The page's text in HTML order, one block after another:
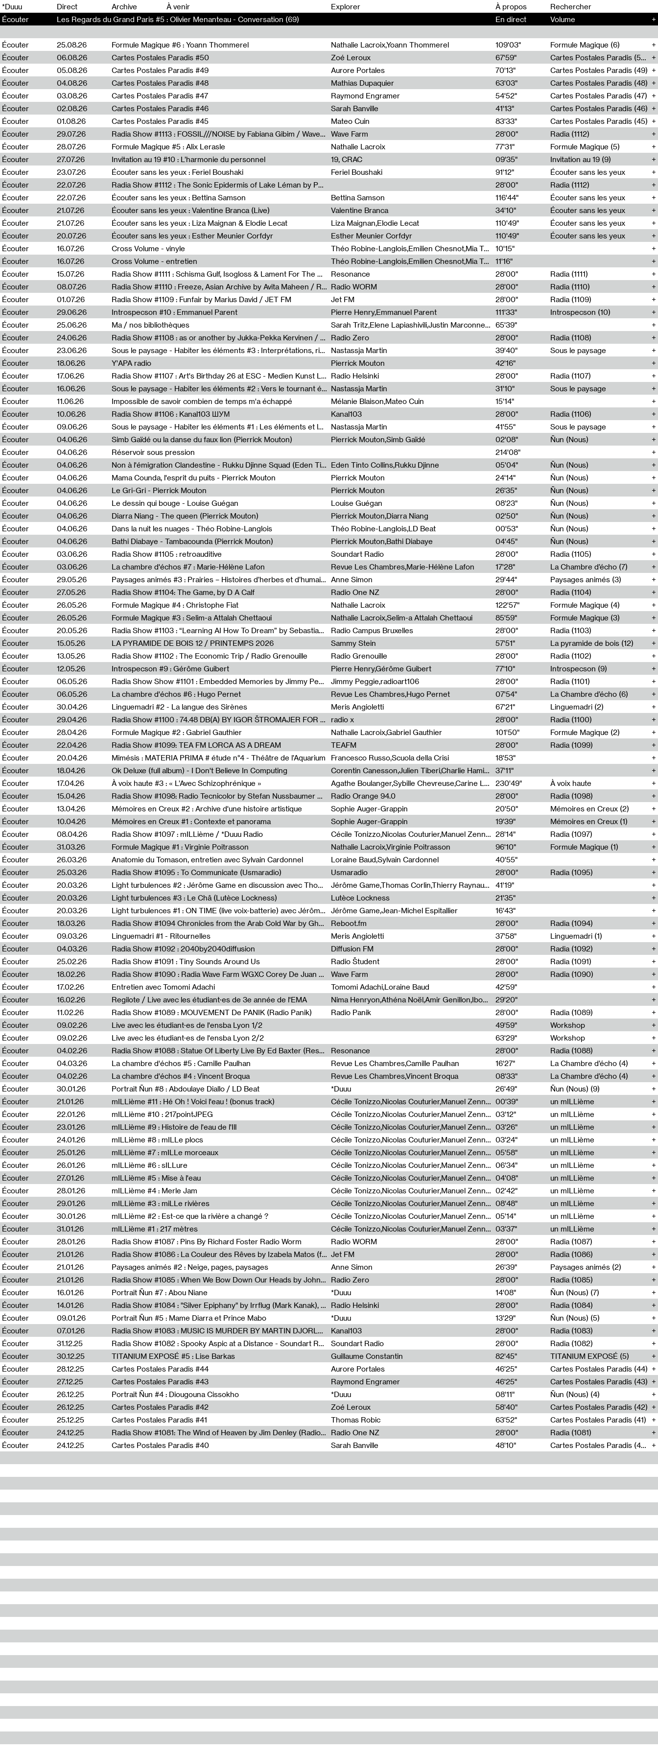
*Duuu Direct Archive À venir Explorer
À propos
Écouter
Les Regards du Grand Paris #5 : Olivier Menanteau - Conversation (69) En direct Volume +
Écouter 25.08.26 Formule Magique #6 : Yoann Thommerel Nathalie Lacroix,Yoann Thommerel 109'03"
Formule Magique (6)
Écouter
06.08.26 Cartes Postales Paradis #50 Zoé Leroux 67'59"
Cartes Postales Paradis (50)
Écouter
05.08.26 Cartes Postales Paradis #49 Aurore Portales 70'13"
Cartes Postales Paradis (49)
Écouter
04.08.26 Cartes Postales Paradis #48 Mathias Dupaquier 63'03"
Cartes Postales Paradis (48)
Écouter
03.08.26 Cartes Postales Paradis #47 Raymond Engramer 54'52"
Cartes Postales Paradis (47)
Écouter
02.08.26 Cartes Postales Paradis #46 Sarah Banville 41'13"
Cartes Postales Paradis (46)
Écouter
01.08.26 Cartes Postales Paradis #45 Mateo Cuin 83'33"
Cartes Postales Paradis (45)
Écouter
29.07.26 Radia Show #1113 : FOSSIL///NOISE by Fabiana Gibim / Wave Farm Wave Farm 28'00"
Radia (1112)
Écouter
28.07.26 Formule Magique #5 : Alix Lerasle Nathalie Lacroix 77'31"
Formule Magique (5)
Écouter
27.07.26 Invitation au 19 #10 : L’harmonie du personnel 19, CRAC 09'35"
Invitation au 19 (9)
Écouter
23.07.26 Écouter sans les yeux : Feriel Boushaki Feriel Boushaki 91'12"
Écouter sans les yeux
Écouter
22.07.26 Radia Show #1112 : The Sonic Epidermis of Lake Léman by Paul Courlet / Guest Slot 28'00"
Radia (1112)
Écouter
22.07.26 Écouter sans les yeux : Bettina Samson Bettina Samson 116'44"
Écouter sans les yeux
Écouter
21.07.26 Écouter sans les yeux : Valentine Branca (Live) Valentine Branca 34'10"
Écouter sans les yeux
Écouter
21.07.26 Écouter sans les yeux : Liza Maignan & Elodie Lecat Liza Maignan,Elodie Lecat 110'49"
Écouter sans les yeux
Écouter
20.07.26 Écouter sans les yeux : Esther Meunier Corfdyr Esther Meunier Corfdyr 110'49"
Écouter sans les yeux
Écouter
16.07.26 Cross Volume - vinyle Théo Robine-Langlois,Emilien Chesnot,Mia Trabalon
10'15"
Écouter
16.07.26 Cross Volume - entretien Théo Robine-Langlois,Emilien Chesnot,Mia Trabalon
11'16"
Écouter
15.07.26 Radia Show #1111 : Schisma Gulf, Isogloss & Lament For The Old Clock By Harvey Young / Resonance Resonance 28'00"
Radia (1111)
Écouter
08.07.26 Radia Show #1110 : Freeze, Asian Archive by Avita Maheen / Radio Worm Radio WORM 28'00"
Radia (1110)
Écouter
01.07.26 Radia Show #1109 : Funfair by Marius David / JET FM Jet FM 28'00"
Radia (1109)
Écouter
29.06.26 Introspecson #10 : Emmanuel Parent Pierre Henry,Emmanuel Parent 111'33"
Introspecson (10)
Écouter
25.06.26 Ma / nos bibliothèques Sarah Tritz,Elene Lapiashivili,Justin Marconnet,Mateo Cuche,Esther Lechevalier,Suzie Lecroart,Romance Castelet
65'39"
Écouter
24.06.26 Radia Show #1108 : as or another by Jukka-Pekka Kervinen / Rádio Zero Radio Zero 28'00"
Radia (1108)
Écouter
23.06.26 Sous le paysage - Habiter les éléments #3 : Interprétations, rituels et symboliques des éléments Nastassja Martin 39'40"
Sous le paysage
Écouter
18.06.26 Y'APA radio Pierrick Mouton
42'16"
Écouter
17.06.26 Radia Show #1107 : Art's Birthday 26 at ESC - Medien Kunst Labor Radio Helsinki 28'00"
Radia (1107)
Écouter
16.06.26 Sous le paysage - Habiter les éléments #2 : Vers le tournant élémentaire Nastassja Martin 31'10"
Sous le paysage
Écouter
11.06.26 Impossible de savoir combien de temps m'a échappé Mélanie Blaison,Mateo Cuin
15'14"
Écouter
10.06.26 Radia Show #1106 : Kanal103 ШУМ Kanal103 28'00"
Radia (1106)
Écouter
09.06.26 Sous le paysage - Habiter les éléments #1 : Les éléments et les débordements du vivant Nastassja Martin 41'55"
Sous le paysage
Écouter
04.06.26 Simb Gaïdé ou la danse du faux lion (Pierrick Mouton) Pierrick Mouton,Simb Gaïdé 02'08"
Ñun (Nous)
Écouter
04.06.26 Réservoir sous pression
214'08"
Écouter
04.06.26 Non à l'émigration Clandestine - Rukku Djinne Squad (Eden Tinto Collins) Eden Tinto Collins,Rukku Djinne 05'04"
Ñun (Nous)
Écouter
04.06.26 Mama Counda, l'esprit du puits - Pierrick Mouton Pierrick Mouton 24'14"
Ñun (Nous)
Écouter
04.06.26 Le Gri-Gri - Pierrick Mouton Pierrick Mouton 26'35"
Ñun (Nous)
Écouter
04.06.26 Le dessin qui bouge - Louise Guégan Louise Guégan 08'23"
Ñun (Nous)
Écouter
04.06.26 Diarra Niang - The queen (Pierrick Mouton) Pierrick Mouton,Diarra Niang 02'50"
Ñun (Nous)
Écouter
04.06.26 Dans la nuit les nuages - Théo Robine-Langlois Théo Robine-Langlois,LD Beat 00'53"
Ñun (Nous)
Écouter
04.06.26 Bathi Diabaye - Tambacounda (Pierrick Mouton) Pierrick Mouton,Bathi Diabaye 04'45"
Ñun (Nous)
Écouter
03.06.26 Radia Show #1105 : retroauditive Soundart Radio 28'00"
Radia (1105)
Écouter
03.06.26 La chambre d'échos #7 : Marie-Hélène Lafon Revue Les Chambres,Marie-Hélène Lafon 17'28"
La Chambre d’écho (7)
Écouter
29.05.26 Paysages animés #3 : Prairies – Histoires d’herbes et d’humains Anne Simon 29'44"
Paysages animés (3)
Écouter
27.05.26 Radia Show #1104: The Game, by D A Calf Radio One NZ 28'00"
Radia (1104)
Écouter
26.05.26 Formule Magique #4 : Christophe Fiat Nathalie Lacroix 122'57"
Formule Magique (4)
Écouter
26.05.26 Formule Magique #3 : Selim-a Attalah Chettaoui Nathalie Lacroix,Selim-a Attalah Chettaoui 85'59"
Formule Magique (3)
Écouter
20.05.26 Radia Show #1103 : “Learning AI How To Dream” by Sebastian Dingens (Radio Campus Bruxelles) Radio Campus Bruxelles 28'00"
Radia (1103)
Écouter
15.05.26 LA PYRAMIDE DE BOIS 12 / PRINTEMPS 2026 Sammy Stein 57'51"
La pyramide de bois (12)
Écouter
13.05.26 Radia Show #1102 : The Economic Trip / Radio Grenouille Radio Grenouille 28'00"
Radia (1102)
Écouter
12.05.26 Introspecson #9 : Gérôme Guibert Pierre Henry,Gérôme Guibert 77'10"
Introspecson (9)
Écouter
06.05.26 Radia Show Show #1101 : Embedded Memories by Jimmy Peggie / radioart106 Jimmy Peggie,radioart106 28'00"
Radia (1101)
Écouter
06.05.26 La chambre d'échos #6 : Hugo Pernet Revue Les Chambres,Hugo Pernet 07'54"
La Chambre d’écho (6)
Écouter
30.04.26 Linguemadri #2 - La langue des Sirènes Meris Angioletti 67'21"
Linguemadri (2)
Écouter
29.04.26 Radia Show #1100 : 74.48 DB(A) BY IGOR ŠTROMAJER FOR RADIO X radio x 28'00"
Radia (1100)
Écouter
28.04.26 Formule Magique #2 : Gabriel Gauthier Nathalie Lacroix,Gabriel Gauthier 101'50"
Formule Magique (2)
Écouter
22.04.26 Radia Show #1099: TEA FM LORCA AS A DREAM TEAFM 28'00"
Radia (1099)
Écouter
20.04.26 Mimésis : MATERIA PRIMA # étude n°4 - Théâtre de l’Aquarium Francesco Russo,Scuola della Crisi
18'53"
Écouter
18.04.26 Ok Deluxe (full album) - I Don't Believe In Computing Corentin Canesson,Julien Tiberi,Charlie Hamish Jeffery
37'11"
Écouter
17.04.26 À voix haute #3 : « L’Avec Schizophrénique » Agathe Boulanger,Sybille Chevreuse,Carine Lendrin,Léna Monnier,Graziela Susin,Camille Zuber 230'49"
À voix haute
Écouter
15.04.26 Radia Show #1098: Radio Tecnicolor by Stefan Nussbaumer & Georg Zichy (Radio Orange 94.0) Radio Orange 94.0 28'00"
Radia (1098)
Écouter
13.04.26 Mémoires en Creux #2 : Archive d'une histoire artistique Sophie Auger-Grappin 20'50"
Mémoires en Creux (2)
Écouter
10.04.26 Mémoires en Creux #1 : Contexte et panorama Sophie Auger-Grappin 19'39"
Mémoires en Creux (1)
Écouter
08.04.26 Radia Show #1097 : mILLième / *Duuu Radio Cécile Tonizzo,Nicolas Couturier,Manuel Zenner,Aquila Lescene,Curtis Coco,Cyril Magnier 28'14"
Radia (1097)
Écouter
31.03.26 Formule Magique #1 : Virginie Poitrasson Nathalie Lacroix,Virginie Poitrasson 96'10"
Formule Magique (1)
Écouter
26.03.26 Anatomie du Tomason, entretien avec Sylvain Cardonnel Loraine Baud,Sylvain Cardonnel
40'55"
Écouter
25.03.26 Radia Show #1095 : To Communicate (Usmaradio) Usmaradio 28'00"
Radia (1095)
Écouter
20.03.26 Light turbulences #2 : Jérôme Game en discussion avec Thomas Corlin Jérôme Game,Thomas Corlin,Thierry Raynaud,Hubert Colas
41'19"
Écouter
20.03.26 Light turbulences #3 : Le Châ (Lutèce Lockness) Lutèce Lockness
21'35"
Écouter
20.03.26 Light turbulences #1 : ON TIME (live voix-batterie) avec Jérôme Game & Jean-Michel Espitallier Jérôme Game,Jean-Michel Espitallier
16'43"
Écouter
18.03.26 Radia Show #1094 Chronicles from the Arab Cold War by Ghazi Barakat Reboot.fm 28'00"
Radia (1094)
Écouter
09.03.26 Linguemadri #1 - Ritournelles Meris Angioletti 37'58"
Linguemadri (1)
Écouter
04.03.26 Radia Show #1092 : 2040by2040diffusion Diffusion FM 28'00"
Radia (1092)
Écouter
25.02.26 Radia Show #1091 : Tiny Sounds Around Us Radio Študent 28'00"
Radia (1091)
Écouter
18.02.26 Radia Show #1090 : Radia Wave Farm WGXC Corey De Juan Sherrard Jr Startalk Wave Farm 28'00"
Radia (1090)
Écouter
17.02.26 Entretien avec Tomomi Adachi Tomomi Adachi,Loraine Baud
42'59"
Écouter
16.02.26 Regilote / Live avec les étudiant·es de 3e année de l'EMA Nima Henryon,Athéna Noël,Amir Genillon,Ibourayane Ahmadi,Manelle Cherrih,Honorine Gibello,John Weeber,Manon Joseph
29'20"
Écouter
11.02.26 Radia Show #1089 : MOUVEMENT De PANIK (Radio Panik) Radio Panik 28'00"
Radia (1089)
Écouter
09.02.26 Live avec les étudiant·es de l'ensba Lyon 1/2 49'59"
Workshop
Écouter
09.02.26 Live avec les étudiant·es de l'ensba Lyon 2/2 63'29"
Workshop
Écouter
04.02.26 Radia Show #1088 : Statue Of Liberty Live By Ed Baxter (Resonance) Resonance 28'00"
Radia (1088)
Écouter
04.03.26 La chambre d'échos #5 : Camille Paulhan Revue Les Chambres,Camille Paulhan 16'27"
La Chambre d’écho (4)
Écouter
04.02.26 La chambre d'échos #4 : Vincent Broqua Revue Les Chambres,Vincent Broqua 08'33"
La Chambre d’écho (4)
Écouter
30.01.26 Portrait Ñun #8 : Abdoulaye Diallo / LD Beat *Duuu 26'49"
Ñun (Nous) (9)
Écouter
21.01.26 mILLième #11 : Hé Oh ! Voici l'eau ! (bonus track) Cécile Tonizzo,Nicolas Couturier,Manuel Zenner,Aquila Lescene,Curtis Coco,Cyril Magnier 00'39"
un mILLième
Écouter
22.01.26 mILLième #10 : 217pointJPEG Cécile Tonizzo,Nicolas Couturier,Manuel Zenner,Aquila Lescene,Curtis Coco,Cyril Magnier 03'12"
un mILLième
Écouter
23.01.26 mILLième #9 : Histoire de l'eau de l'Ill Cécile Tonizzo,Nicolas Couturier,Manuel Zenner,Aquila Lescene,Curtis Coco,Cyril Magnier 03'26"
un mILLième
Écouter
24.01.26 mILLième #8 : mILLe plocs Cécile Tonizzo,Nicolas Couturier,Manuel Zenner,Aquila Lescene,Curtis Coco,Cyril Magnier 03'24"
un mILLième
Écouter
25.01.26 mILLième #7 : mILLe morceaux Cécile Tonizzo,Nicolas Couturier,Manuel Zenner,Aquila Lescene,Curtis Coco,Cyril Magnier 05'58"
un mILLième
Écouter
26.01.26 mILLième #6 : sILLure Cécile Tonizzo,Nicolas Couturier,Manuel Zenner,Aquila Lescene,Curtis Coco,Cyril Magnier 06'34"
un mILLième
Écouter
27.01.26 mILLième #5 : Mise à l'eau Cécile Tonizzo,Nicolas Couturier,Manuel Zenner,Aquila Lescene,Curtis Coco,Cyril Magnier 04'08"
un mILLième
Écouter
28.01.26 mILLième #4 : Merle Jam Cécile Tonizzo,Nicolas Couturier,Manuel Zenner,Aquila Lescene,Curtis Coco,Cyril Magnier 02'42"
un mILLième
Écouter
29.01.26 mILLième #3 : miLLe rivières Cécile Tonizzo,Nicolas Couturier,Manuel Zenner,Aquila Lescene,Curtis Coco,Cyril Magnier 08'48"
un mILLième
Écouter
30.01.26 mILLième #2 : Est-ce que la rivière a changé ? Cécile Tonizzo,Nicolas Couturier,Manuel Zenner,Aquila Lescene,Curtis Coco,Cyril Magnier 05'14"
un mILLième
Écouter
31.01.26 mILLième #1 : 217 mètres Cécile Tonizzo,Nicolas Couturier,Manuel Zenner,Aquila Lescene,Curtis Coco,Cyril Magnier 03'37"
un mILLième
Écouter
28.01.26 Radia Show #1087 : Pins By Richard Foster Radio Worm Radio WORM 28'00"
Radia (1087)
Écouter
21.01.26 Radia Show #1086 : La Couleur des Rêves by Izabela Matos (for Jet FM) Jet FM 28'00"
Radia (1086)
Écouter
21.01.26 Paysages animés #2 : Neige, pages, paysages Anne Simon 26'39"
Paysages animés (2)
Écouter
21.01.26 Radia Show #1085 : When We Bow Down Our Heads by John Roach (Radia edit, Rádio Zero) Radio Zero 28'00"
Radia (1085)
Écouter
16.01.26 Portrait Ñun #7 : Abou Niane *Duuu 14'08"
Ñun (Nous) (7)
Écouter
14.01.26 Radia Show #1084 : "Silver Epiphany" by Irrflug (Mark Kanak), featuring Jarboe and Blixa Bargeld (for Radio Helsinki) Radio Helsinki 28'00"
Radia (1084)
Écouter
09.01.26 Portrait Ñun #5 : Mame Diarra et Prince Mabo *Duuu 13'29"
Ñun (Nous) (5)
Écouter
07.01.26 Radia Show #1083 : MUSIC IS MURDER BY MARTIN DJORLEV (KANAL103) Kanal103 28'00"
Radia (1083)
Écouter
31.12.25 Radia Show #1082 : Spooky Aspic at a Distance - Soundart Radio Soundart Radio 28'00"
Radia (1082)
Écouter
30.12.25 TITANIUM EXPOSÉ #5 : Lise Barkas Guillaume Constantin 82'45"
TITANIUM EXPOSÉ (5)
Écouter
28.12.25 Cartes Postales Paradis #44 Aurore Portales 46'25"
Cartes Postales Paradis (44)
Écouter
27.12.25 Cartes Postales Paradis #43 Raymond Engramer 46'25"
Cartes Postales Paradis (43)
Écouter
26.12.25 Portrait Ñun #4 : Diougouna Cissokho *Duuu 08'11"
Ñun (Nous) (4)
Écouter
26.12.25 Cartes Postales Paradis #42 Zoé Leroux 58'40"
Cartes Postales Paradis (42)
Écouter
25.12.25 Cartes Postales Paradis #41 Thomas Robic 63'52"
Cartes Postales Paradis (41)
Écouter
24.12.25 Radia Show #1081: The Wind of Heaven by Jim Denley (Radio One 91 FM) Radio One NZ 28'00"
Radia (1081)
Écouter
24.12.25 Cartes Postales Paradis #40 Sarah Banville 48'10" Cartes Postales Paradis (40)
00 00
00 00